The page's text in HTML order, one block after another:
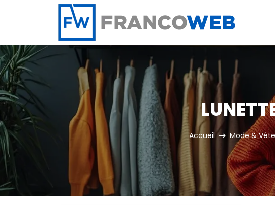
Panneau de gestion des cookies
Accueil Mode &